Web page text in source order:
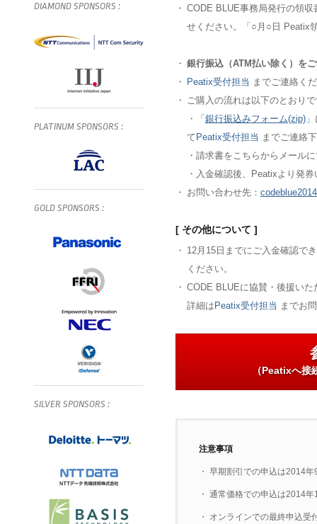
・ CODE BLUE事務局発行の領
せください。「○月○日 Peatix
・ 銀行振込（ATM払い除く）を
・ Peatix受付担当 までご連絡く
・
ご購入の流れは以下のとおり
・
「銀行振込みフォーム(zip)」
てPeatix受付担当 までご連絡
・ 請求書をこちらからメール
・ 入金確認後、Peatixより発
・ お問い合わせ先：
[ その他について ]
・ 12月15日までにご入金確認で
ください。
・ CODE BLUEに協賛・後援い
詳細はPeatix受付担当 までお
（Peatixへ
注意事項
・ 早期割引での申込は2014
・ 通常価格での申込は2014
・ オンラインでの最終申込受
DIAMOND SPONSORS :
PLATINUM SPONSORS :
GOLD SPONSORS :
SILVER SPONSORS :